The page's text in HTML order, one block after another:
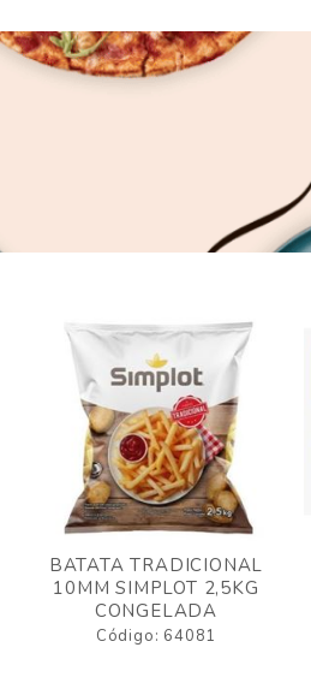
BATATA TRADICIONAL
10MM SIMPLOT 2,5KG
CONGELADA
Código: 64081